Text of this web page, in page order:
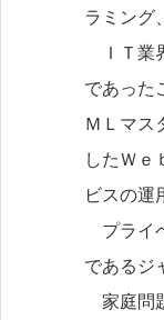
ラミング
ＩＴ業
であった
ＭＬマス
したＷｅ
ビスの運
プライ
であるジ
家庭問